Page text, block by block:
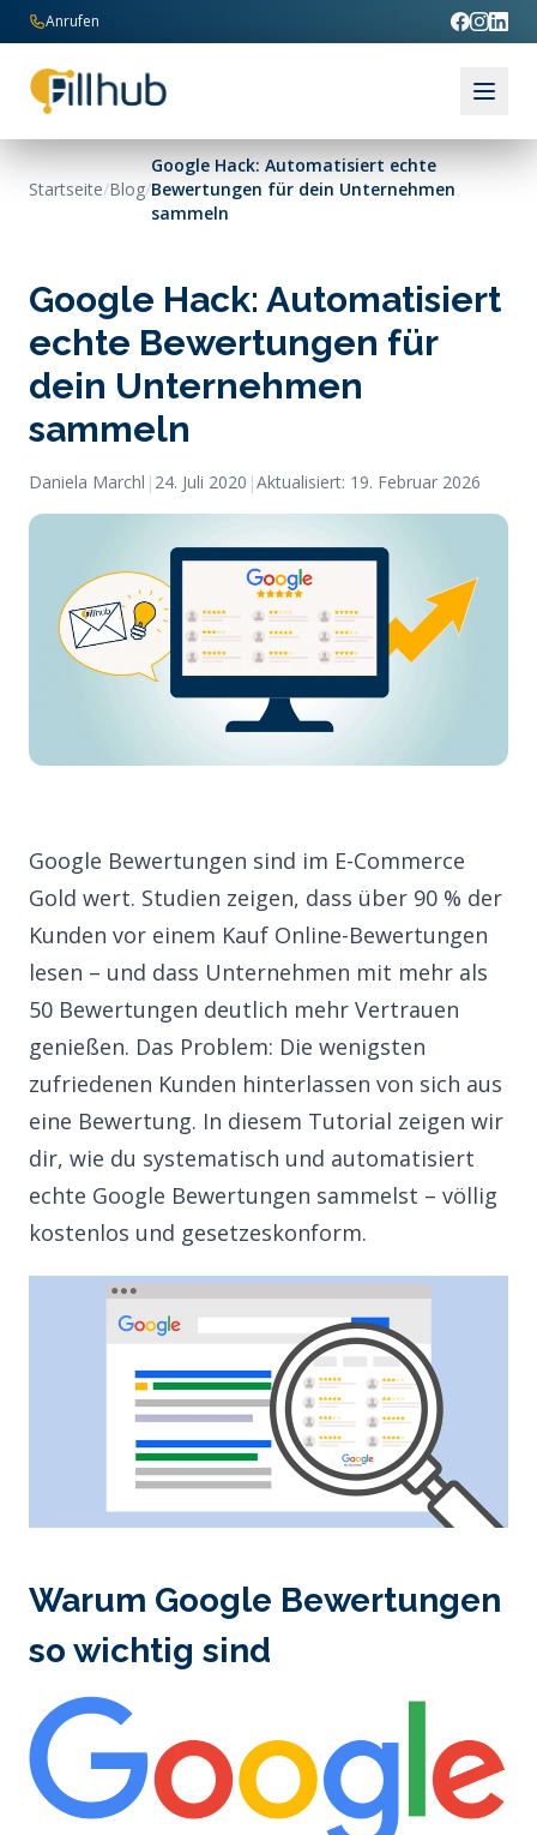
Zum Inhalt springen
Anrufen
Startseite/Blog/
Google Hack: Automatisiert echte
Bewertungen für dein Unternehmen
sammeln
Google Hack: Automatisiert
echte Bewertungen für
dein Unternehmen
sammeln
Daniela Marchl | 24. Juli 2020 |Aktualisiert: 19. Februar 2026
Google Bewertungen sind im E-Commerce
Gold wert. Studien zeigen, dass über 90 % der
Kunden vor einem Kauf Online-Bewertungen
lesen – und dass Unternehmen mit mehr als
50 Bewertungen deutlich mehr Vertrauen
genießen. Das Problem: Die wenigsten
zufriedenen Kunden hinterlassen von sich aus
eine Bewertung. In diesem Tutorial zeigen wir
dir, wie du systematisch und automatisiert
echte Google Bewertungen sammelst – völlig
kostenlos und gesetzeskonform.
Warum Google Bewertungen
so wichtig sind